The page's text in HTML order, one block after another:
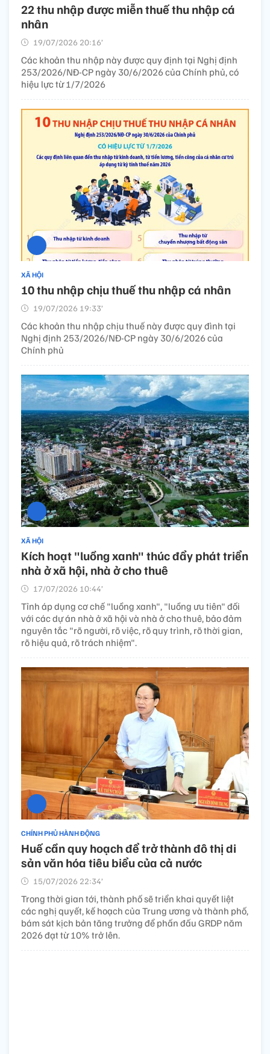
22 thu nhập được miễn thuế thu nhập cá
nhân
19/07/2026 20:16’
Các khoản thu nhập này được quy định tại Nghị định
253/2026/NĐ-CP ngày 30/6/2026 của Chính phủ, có
hiệu lực từ 1/7/2026
XÃ HỘI
10 thu nhập chịu thuế thu nhập cá nhân
19/07/2026 19:33’
Các khoản thu nhập chịu thuế này được quy đình tại
Nghị định 253/2026/NĐ-CP ngày 30/6/2026 của
Chính phủ
XÃ HỘI
Kích hoạt "luồng xanh" thúc đẩy phát triển
nhà ở xã hội, nhà ở cho thuê ​
17/07/2026 10:44’
Tỉnh áp dụng cơ chế "luồng xanh", "luồng ưu tiên" đối
với các dự án nhà ở xã hội và nhà ở cho thuê, bảo đảm
nguyên tắc "rõ người, rõ việc, rõ quy trình, rõ thời gian,
rõ hiệu quả, rõ trách nhiệm".
CHÍNH PHỦ HÀNH ĐỘNG
Huế cần quy hoạch để trở thành đô thị di
sản văn hóa tiêu biểu của cả nước
15/07/2026 22:34’
Trong thời gian tới, thành phố sẽ triển khai quyết liệt
các nghị quyết, kế hoạch của Trung ương và thành phố,
bám sát kịch bản tăng trưởng để phấn đấu GRDP năm
2026 đạt từ 10% trở lên.